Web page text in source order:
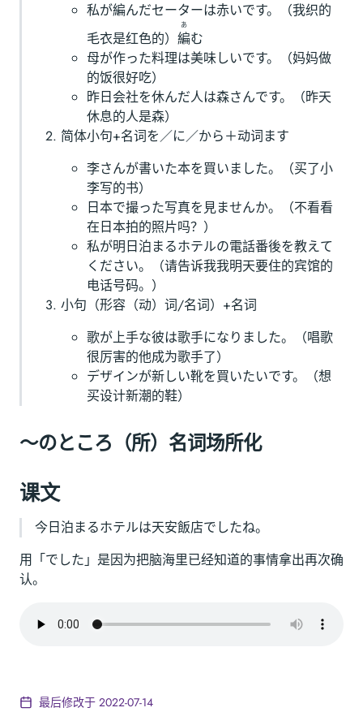
私が編んだセーターは赤いです。（我织的
毛衣是红色的） 編
あ
む
母が作った料理は美味しいです。（妈妈做
的饭很好吃）
昨日会社を休んだ人は森さんです。（昨天
休息的人是森）
简体小句+名词を／に／から＋动词ます
李さんが書いた本を買いました。（买了小
李写的书）
日本で撮った写真を見ませんか。（不看看
在日本拍的照片吗？）
私が明日泊まるホテルの電話番後を教えて
ください。（请告诉我我明天要住的宾馆的
电话号码。）
小句（形容（动）词/名词）+名词
歌が上手な彼は歌手になりました。（唱歌
很厉害的他成为歌手了）
デザインが新しい靴を買いたいです。（想
买设计新潮的鞋）
～のところ（所）名词场所化
课文
今日泊まるホテルは天安飯店でしたね。
用「でした」是因为把脑海里已经知道的事情拿出再次确
认。
最后修改于 2022-07-14